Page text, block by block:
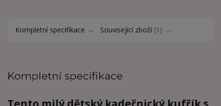
Kompletní specifikace Související zboží 1
Kompletní specifikace